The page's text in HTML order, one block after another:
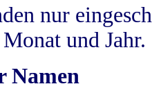
nur
und Jahr.
Namen